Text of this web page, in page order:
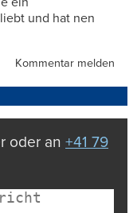
und hat nen
Kommentar melden
oder an +41 79